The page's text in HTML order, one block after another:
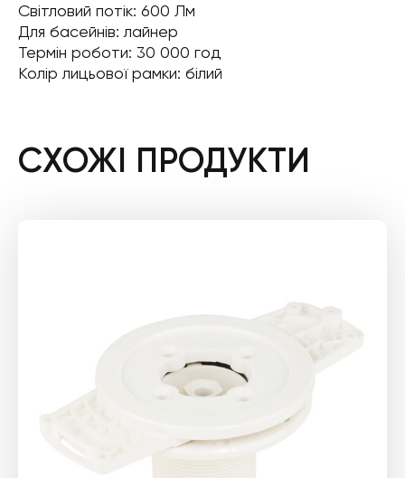
Світловий потік: 600 Лм
Для басейнів: лайнер
Термін роботи: 30 000 год
Колір лицьової рамки: білий
СХОЖІ ПРОДУКТИ